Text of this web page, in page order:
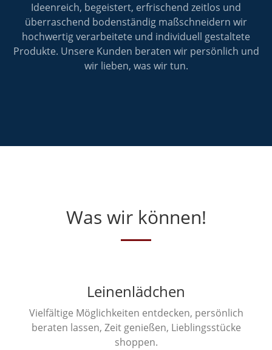
Ideenreich, begeistert, erfrischend zeitlos und
überraschend bodenständig maßschneidern wir
hochwertig verarbeitete und individuell gestaltete
Produkte. Unsere Kunden beraten wir persönlich und
wir lieben, was wir tun.
Was wir können!
Leinenlädchen
Vielfältige Möglichkeiten entdecken, persönlich
beraten lassen, Zeit genießen, Lieblingsstücke
shoppen.